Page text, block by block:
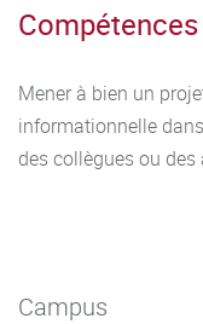
Mener à bien un
informationnelle
des collègues ou
Campus